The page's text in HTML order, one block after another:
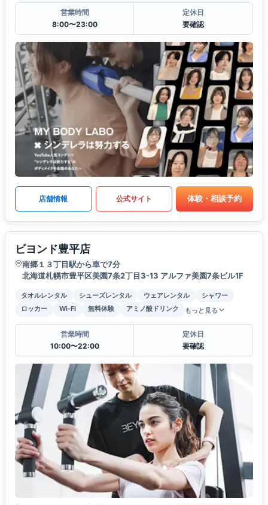
営業時間
8:00〜23:00
定休日
要確認
店舗情報 公式サイト 体験・相談予約
ビヨンド豊平店
南郷１３丁目駅から車で7分
北海道札幌市豊平区美園7条2丁目3-13 アルファ美園7条ビル1F
タオルレンタル シューズレンタル ウェアレンタル
シャワー
ロッカー
Wi-Fi 無料体験 アミノ酸ドリンク もっと見る
営業時間
10:00〜22:00
定休日
要確認